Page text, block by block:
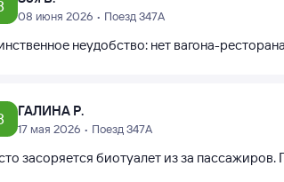
08 июня 2026 • Поезд 347А
неудобство: нет вагона-
ГАЛИНА Р.
17 мая 2026 • Поезд 347А
засоряется биотуалет из за